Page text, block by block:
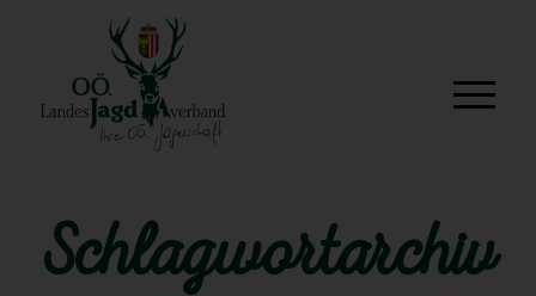
Schlagwortarchiv